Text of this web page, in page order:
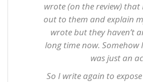
wrote (on the review) that
out to them and explain
wrote but they haven’t
long time now.
was just an
So I write again to